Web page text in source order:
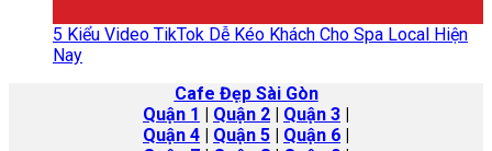
5 Kiểu Video TikTok Dễ Kéo Khách Cho Spa Local Hiện
Nay
Cafe Đẹp Sài Gòn
Quận 1 | Quận 2 | Quận 3 |
Quận 4 | Quận 5 | Quận 6 |